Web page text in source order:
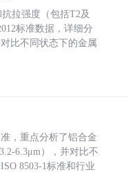
拉强度（包括T2及
标准数据，详细分
比不同状态下的金属
，重点分析了铝合金
6.3μm），并对比不
8503-1标准和行业